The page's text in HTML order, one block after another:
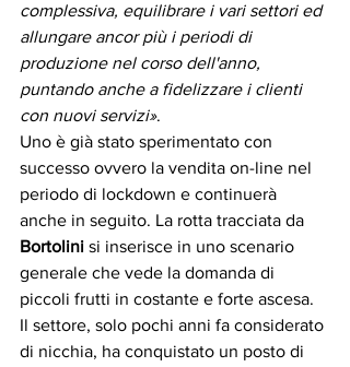
complessiva, equilibrare i vari settori ed
allungare ancor più i periodi di
produzione nel corso dell'anno,
puntando anche a fidelizzare i clienti
con nuovi servizi».
Uno è già stato sperimentato con
successo ovvero la vendita on-line nel
periodo di lockdown e continuerà
anche in seguito. La rotta tracciata da
Bortolini si inserisce in uno scenario
generale che vede la domanda di
piccoli frutti in costante e forte ascesa.
Il settore, solo pochi anni fa considerato
di nicchia, ha conquistato un posto di